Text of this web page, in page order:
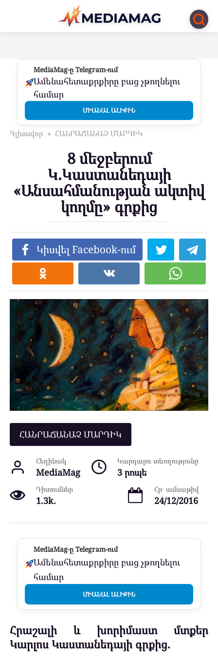
Перейти
контенту
MediaMag-ը Telegram-ում
Ամենահետաքրքիրը բաց չթողնելու
համար
ՄԻԱՆԱԼ ԱԼԻՔԻՆ
Գլխավոր » ՀԱՆՐԱՃԱՆԱՉ ՄԱՐԴԻԿ
8 մեջբերում
Կ.Կաստանեդայի
«Անսահմանության ակտիվ
կողմը» գրքից
Կիսվել Facebook-ում
ՀԱՆՐԱՃԱՆԱՉ ՄԱՐԴԻԿ
Հեղինակ
MediaMag
Կարդալու տևողությունը
3 րոպե
Դիտումներ
1.3k.
Հր․ ամսաթիվ
24/12/2016
MediaMag-ը Telegram-ում
Ամենահետաքրքիրը բաց չթողնելու
համար
ՄԻԱՆԱԼ ԱԼԻՔԻՆ
Հրաշալի և խորիմաստ մտքեր
Կարլոս Կաստանեդայի գրքից.